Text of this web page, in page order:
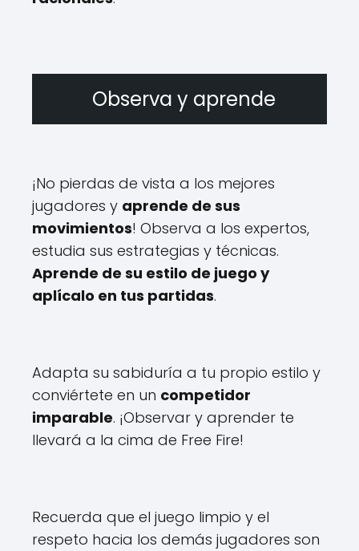
Observa y aprende
¡No pierdas de vista a los mejores
jugadores y aprende de sus
movimientos! Observa a los expertos,
estudia sus estrategias y técnicas.
Aprende de su estilo de juego y
aplícalo en tus partidas.
Adapta su sabiduría a tu propio estilo y
conviértete en un competidor
imparable. ¡Observar y aprender te
llevará a la cima de Free Fire!
Recuerda que el juego limpio y el
respeto hacia los demás jugadores son